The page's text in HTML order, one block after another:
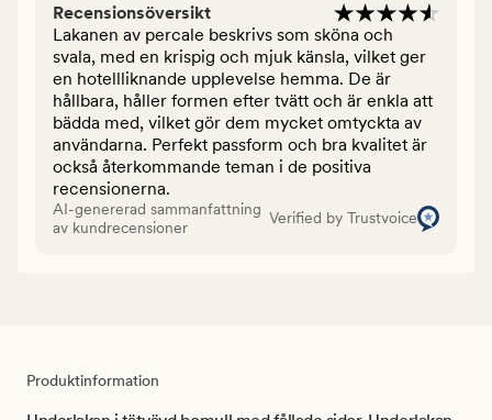
Recensionsöversikt
Lakanen av percale beskrivs som sköna och
svala, med en krispig och mjuk känsla, vilket ger
en hotellliknande upplevelse hemma. De är
hållbara, håller formen efter tvätt och är enkla att
bädda med, vilket gör dem mycket omtyckta av
användarna. Perfekt passform och bra kvalitet är
också återkommande teman i de positiva
recensionerna.
AI-genererad sammanfattning
av kundrecensioner
Verified by Trustvoice
Produktinformation